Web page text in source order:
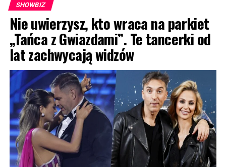
SHOWBIZ
Nie uwierzysz, kto wraca na parkiet
„Tańca z Gwiazdami”. Te tancerki od
lat zachwycają widzów